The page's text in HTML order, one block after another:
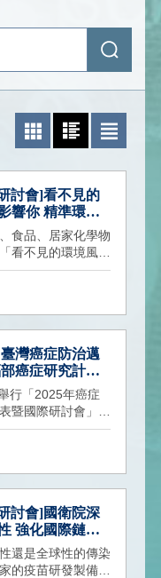
送
討會]看不見的
響你 精準環境
全民健康
食品、居家化學物
看不見的環境風
境風險正悄悄影響
灣癌症防治邁
癌症研究計畫
研討會
行「2025年癌症
暨國際研討會」，
兒癌痊癒者的慢性
討會]國衛院深
強化國際鏈結
研討會延續論壇
還是全球性的傳染
的疫苗研發製備量